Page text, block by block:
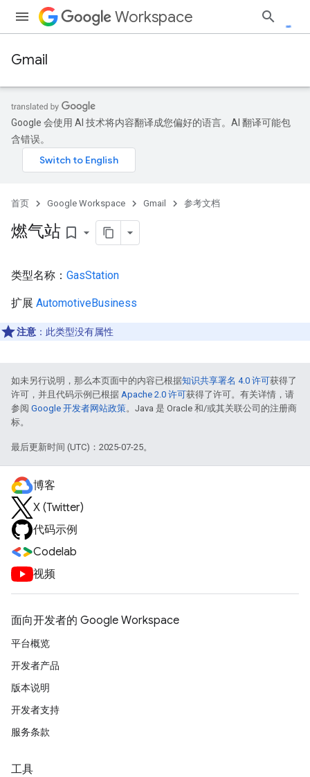
Workspace
Gmail
Google 会使用 AI 技术将内容翻译成您偏好的语言。AI 翻译可能包
含错误。
首页 Google Workspace Gmail 参考文档
燃气站 bookmark_border
类型名称： GasStation
扩展 AutomotiveBusiness
注意 ：此类型没有属性
如未另行说明，那么本页面中的内容已根据知识共享署名 4.0 许可获得了
许可，并且代码示例已根据 Apache 2.0 许可获得了许可。有关详情，请
参阅 Google 开发者网站政策。Java 是 Oracle 和/或其关联公司的注册商
标。
最后更新时间 (UTC)：2025-07-25。
博客
X (Twitter)
代码示例
Codelab
视频
面向开发者的 Google Workspace
平台概览
开发者产品
版本说明
开发者支持
服务条款
工具